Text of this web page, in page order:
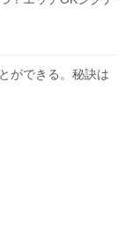
ができる。秘訣は